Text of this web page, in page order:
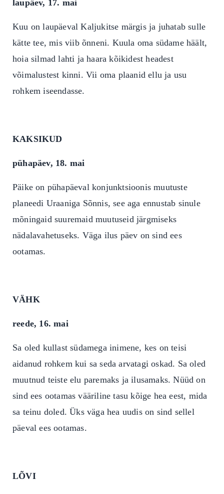
laupäev, 17. mai
Kuu on laupäeval Kaljukitse märgis ja juhatab sulle
kätte tee, mis viib õnneni. Kuula oma südame häält,
hoia silmad lahti ja haara kõikidest headest
võimalustest kinni. Vii oma plaanid ellu ja usu
rohkem iseendasse.
KAKSIKUD
pühapäev, 18. mai
Päike on pühapäeval konjunktsioonis muutuste
planeedi Uraaniga Sõnnis, see aga ennustab sinule
mõningaid suuremaid muutuseid järgmiseks
nädalavahetuseks. Väga ilus päev on sind ees
ootamas.
VÄHK
reede, 16. mai
Sa oled kullast südamega inimene, kes on teisi
aidanud rohkem kui sa seda arvatagi oskad. Sa oled
muutnud teiste elu paremaks ja ilusamaks. Nüüd on
sind ees ootamas vääriline tasu kõige hea eest, mida
sa teinu doled. Üks väga hea uudis on sind sellel
päeval ees ootamas.
LÕVI